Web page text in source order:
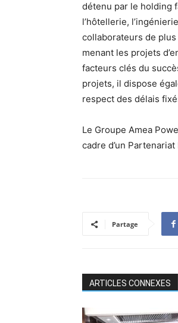
détenu par le holding
l’hôtellerie,
collaborateurs de
menant les projets
facteurs clés du
projets, il dispose
respect des délais
Le Groupe Amea
cadre d’un
Partage
ARTICLES CONNEXES